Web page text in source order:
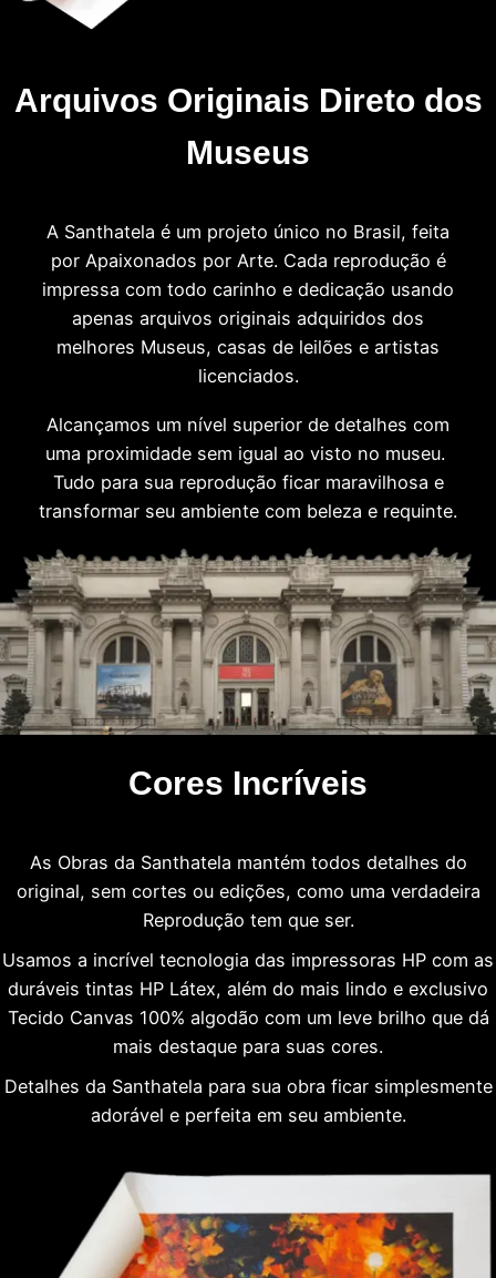
Arquivos Originais Direto dos
Museus
A Santhatela é um projeto único no Brasil, feita
por Apaixonados por Arte. Cada reprodução é
impressa com todo carinho e dedicação usando
apenas arquivos originais adquiridos dos
melhores Museus, casas de leilões e artistas
licenciados.
Alcançamos um nível superior de detalhes com
uma proximidade sem igual ao visto no museu.
Tudo para sua reprodução ficar maravilhosa e
transformar seu ambiente com beleza e requinte.
Cores Incríveis
As Obras da Santhatela mantém todos detalhes do
original, sem cortes ou edições, como uma verdadeira
Reprodução tem que ser.
Usamos a incrível tecnologia das impressoras HP com as
duráveis tintas HP Látex, além do mais lindo e exclusivo
Tecido Canvas 100% algodão com um leve brilho que dá
mais destaque para suas cores.
Detalhes da Santhatela para sua obra ficar simplesmente
adorável e perfeita em seu ambiente.